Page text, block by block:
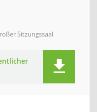
Sitzungssaal